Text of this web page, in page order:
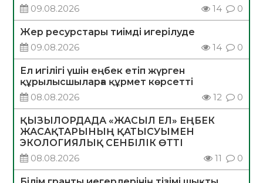
09.08.2026
14 0
Жер ресурстары тиімді игерілуде
09.08.2026
14 0
Ел игілігі үшін еңбек етіп жүрген
құрылысшыларға құрмет көрсетті
08.08.2026
12 0
ҚЫЗЫЛОРДАДА «ЖАСЫЛ ЕЛ» ЕҢБЕК
ЖАСАҚТАРЫНЫҢ ҚАТЫСУЫМЕН
ЭКОЛОГИЯЛЫҚ СЕНБІЛІК ӨТТІ
08.08.2026
11 0